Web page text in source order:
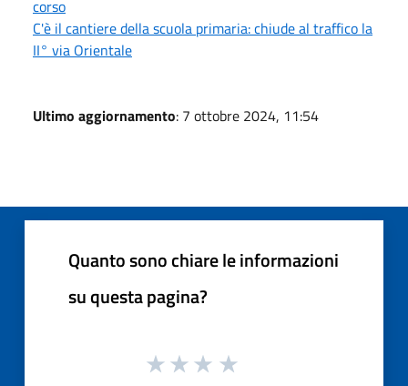
corso
C'è il cantiere della scuola primaria: chiude al traffico la
II° via Orientale
Ultimo aggiornamento: 7 ottobre 2024, 11:54
Quanto sono chiare le informazioni
su questa pagina?